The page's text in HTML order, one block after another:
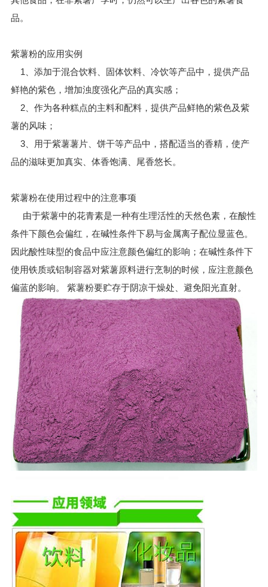
品。
紫薯粉的应用实例
1、添加于混合饮料、固体饮料、冷饮等产品中，提供产品
鲜艳的紫色，增加浊度强化产品的真实感；
2、作为各种糕点的主料和配料，提供产品鲜艳的紫色及紫
薯的风味；
3、用于紫薯薯片、饼干等产品中，搭配适当的香精，使产
品的滋味更加真实、体香饱满、尾香悠长。
紫薯粉在使用过程中的注意事项
由于紫薯中的花青素是一种有生理活性的天然色素，在酸性
条件下颜色会偏红，在碱性条件下易与金属离子配位显蓝色。
因此酸性味型的食品中应注意颜色偏红的影响；在碱性条件下
使用铁质或铝制容器对紫薯原料进行烹制的时候，应注意颜色
偏蓝的影响。 紫薯粉要贮存于阴凉干燥处、避免阳光直射。